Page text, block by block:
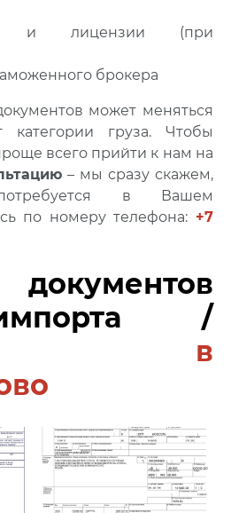
и лицензии (при
брокера
может меняться
категории груза. Чтобы
всего прийти к нам на
– мы сразу скажем,
в Вашем
по номеру телефона: +7
/
в